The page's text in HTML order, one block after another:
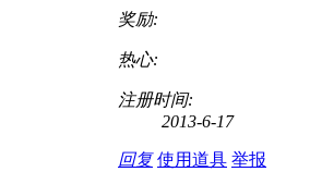
奖励:
热心:
注册时间:
2013-6-17
回复 使用道具 举报